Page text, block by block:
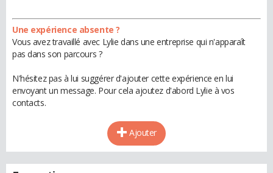
Une expérience absente ?
Vous avez travaillé avec Lylie dans une entreprise qui n'apparaît
pas dans son parcours ?
N'hésitez pas à lui suggérer d'ajouter cette expérience en lui
envoyant un message. Pour cela ajoutez d'abord Lylie à vos
contacts.
Ajouter